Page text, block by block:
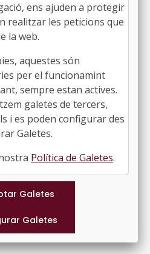
de 2024, de la Direcció
al BOE núm. 252, de 18
dels empleats
de Catalunya de menys
anual per a 2024
d’octubre de 2024
la selecció de
ens ajuden a protegir
realitzar les peticions que
la web.
aquestes són
per el funcionamint
sempre estan actives.
galetes de tercers,
i es poden configurar des
Galetes.
Política de Galetes.